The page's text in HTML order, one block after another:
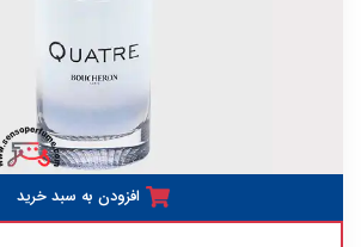
افزودن به سبد خرید